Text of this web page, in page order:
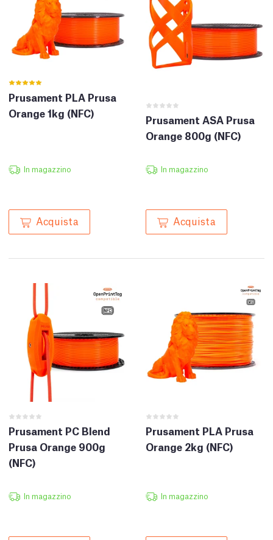
Prusament PLA Prusa
Orange 1kg (NFC)
In magazzino
Acquista
Prusament ASA Prusa
Orange 800g (NFC)
In magazzino
Acquista
Prusament PC Blend
Prusa Orange 900g
(NFC)
In magazzino
Prusament PLA Prusa
Orange 2kg (NFC)
In magazzino